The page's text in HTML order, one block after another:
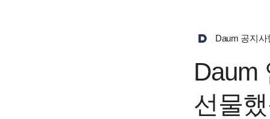
Daum 공지사
Daum
선물